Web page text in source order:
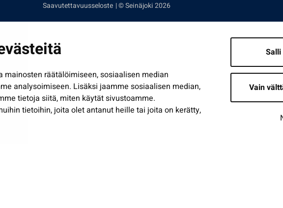
räätälöimiseen, sosiaalisen median
analysoimiseen. Lisäksi jaamme sosiaalisen median,
tietoja siitä, miten käytät sivustoamme.
tietoihin, joita olet antanut heille tai joita on kerätty,
Vain
Saavutettavuusseloste | © Seinäjoki 2026